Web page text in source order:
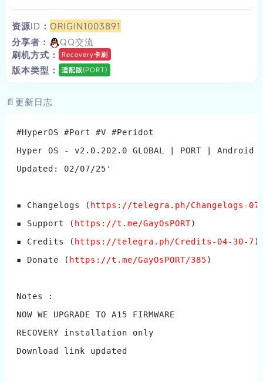
资源ID： ORIGIN1003891
分享者：
QQ交流
刷机方式：
Recovery卡刷
版本类型： 适配版(PORT)
📄更新日志
#HyperOS #Port #V #Peridot
Hyper OS - v2.0.202.0 GLOBAL | PORT | Android
Updated: 02/07/25'
▪️ Changelogs ( https://telegra.ph/Changelogs-
▪️ Support ( https://t.me/GayOsPORT)
▪️ Credits ( https://telegra.ph/Credits-04-30-7)
▪️ Donate ( https://t.me/GayOsPORT/385)
Notes :
NOW WE UPGRADE TO A15 FIRMWARE
RECOVERY installation only
Download link updated